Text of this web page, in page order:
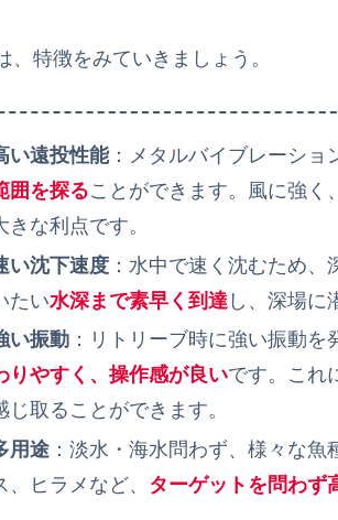
、特徴をみていきましょう。
い遠投性能：メタルバイブレーショ
囲を探ることができます。風に強く
きな利点です。
い沈下速度：水中で速く沈むため、
たい水深まで素早く到達 し、深場に
い振動：リトリーブ時に強い振動を
りやすく、操作感が良いです。これ
じ取ることができます。
用途：淡水・海水問わず、様々な魚
、ヒラメなど、
ターゲットを問わず